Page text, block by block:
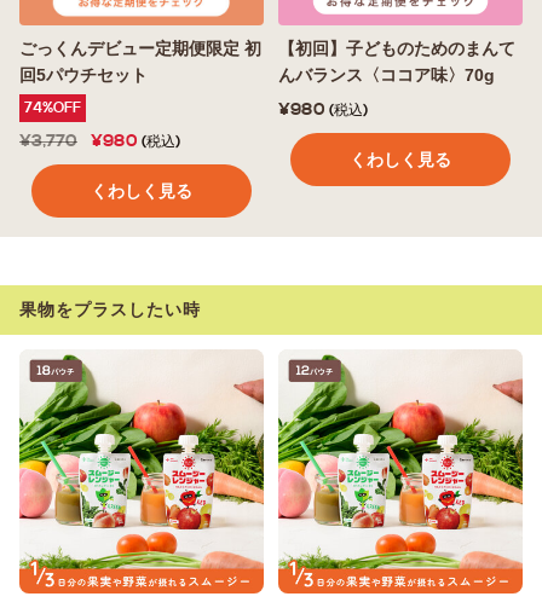
ごっくんデビュー定期便限定 初
回5パウチセット
74%OFF
¥3,770 ¥980 (税込)
くわしく見る
【初回】子どものためのまんて
んバランス〈ココア味〉70g
¥980 (税込)
くわしく見る
果物をプラスしたい時